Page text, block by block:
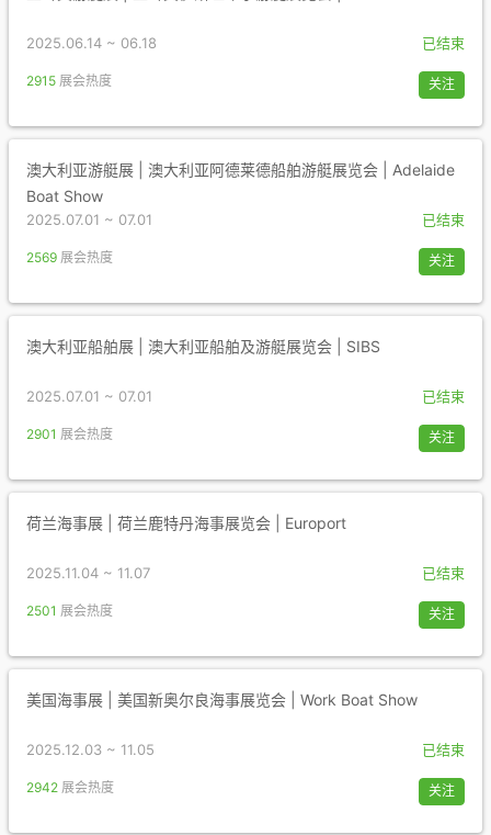
2025.06.14 ~ 06.18 已结束
2915 展会热度 关注
澳大利亚游艇展 | 澳大利亚阿德莱德船舶游艇展览会 | Adelaide
Boat Show
2025.07.01 ~ 07.01 已结束
2569 展会热度 关注
澳大利亚船舶展 | 澳大利亚船舶及游艇展览会 | SIBS
2025.07.01 ~ 07.01 已结束
2901 展会热度 关注
荷兰海事展 | 荷兰鹿特丹海事展览会 | Europort
2025.11.04 ~ 11.07 已结束
2501 展会热度 关注
美国海事展 | 美国新奥尔良海事展览会 | Work Boat Show
2025.12.03 ~ 11.05 已结束
2942 展会热度 关注